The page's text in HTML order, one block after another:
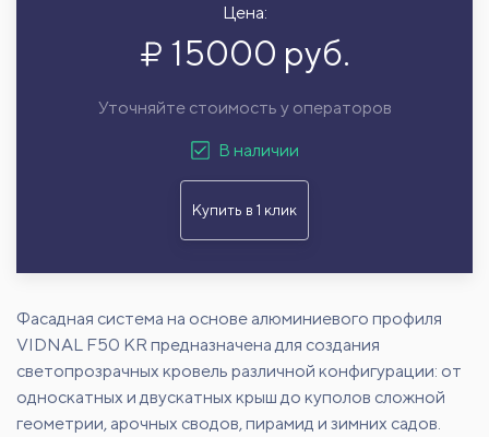
Цена:
15000 руб.
Уточняйте стоимость у операторов
В наличии
Купить в 1 клик
Фасадная система на основе алюминиевого профиля
VIDNAL F50 KR предназначена для создания
светопрозрачных кровель различной конфигурации: от
односкатных и двускатных крыш до куполов сложной
геометрии, арочных сводов, пирамид и зимних садов.